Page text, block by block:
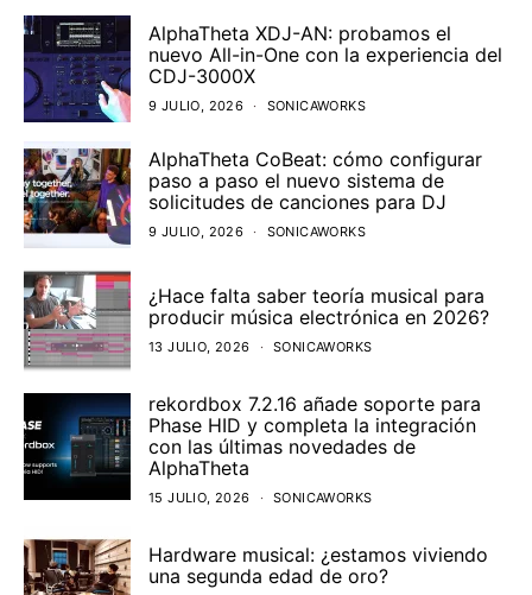
AlphaTheta XDJ-AN: probamos el
nuevo All-in-One con la experiencia del
CDJ-3000X
9 JULIO, 2026 SONICAWORKS
AlphaTheta CoBeat: cómo configurar
paso a paso el nuevo sistema de
solicitudes de canciones para DJ
9 JULIO, 2026 SONICAWORKS
¿Hace falta saber teoría musical para
producir música electrónica en 2026?
13 JULIO, 2026 SONICAWORKS
rekordbox 7.2.16 añade soporte para
Phase HID y completa la integración
con las últimas novedades de
AlphaTheta
15 JULIO, 2026 SONICAWORKS
Hardware musical: ¿estamos viviendo
una segunda edad de oro?